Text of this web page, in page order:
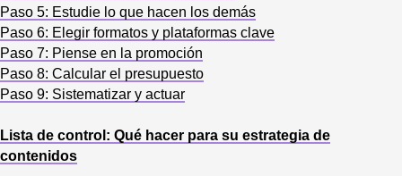
Paso 5: Estudie lo que hacen los demás
Paso 6: Elegir formatos y plataformas clave
Paso 7: Piense en la promoción
Paso 8: Calcular el presupuesto
Paso 9: Sistematizar y actuar
Lista de control: Qué hacer para su estrategia de
contenidos